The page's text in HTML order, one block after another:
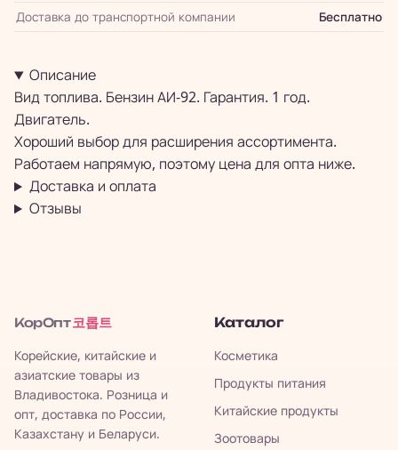
Доставка до транспортной компании
Бесплатно
Описание
Вид топлива. Бензин АИ-92. Гарантия. 1 год.
Двигатель.
Хороший выбор для расширения ассортимента.
Работаем напрямую, поэтому цена для опта ниже.
Доставка и оплата
Отзывы
КорОпт 코롭트
Корейские, китайские и
азиатские товары из
Владивостока. Розница и
опт, доставка по России,
Казахстану и Беларуси.
Каталог
Косметика
Продукты питания
Китайские продукты
Зоотовары